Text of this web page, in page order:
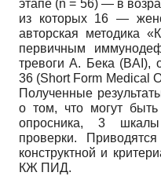
этапе (n = 56) — в
из которых 16 —
авторская методика
первичным
тревоги А. Бека (BAI),
36 (Short Form Medical
Полученные
о том, что могут
опросника, 3 шкалы
проверки.
конструктной и
КЖ ПИД.